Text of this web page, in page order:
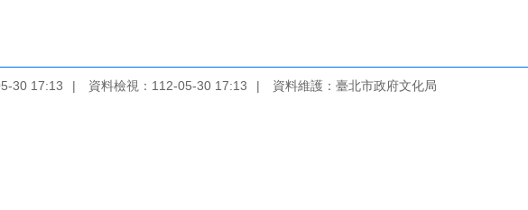
30 17:13 資料檢視：112-05-30 17:13 資料維護：臺北市政府文化局